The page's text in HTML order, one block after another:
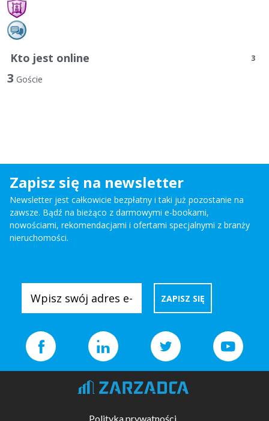
Kto jest online 3
3 Goście
Zapisz się na newsletter
Newsletter jest całkowicie bezpłatny i taki już pozostanie na
zawsze. Bądź na bieżąco z darmowymi e-bookami,
nowościami, rekomendacjami i ofertami specjalnymi z branży
nieruchomości.
Polityka prywatności